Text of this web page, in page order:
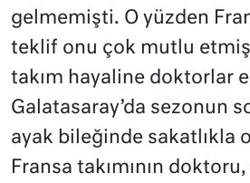
gelmemişti. O yüzden
teklif onu çok mutlu
takım hayaline doktorlar
Galatasaray’da sezonun
ayak bileğinde sakatlıkla
Fransa takımının